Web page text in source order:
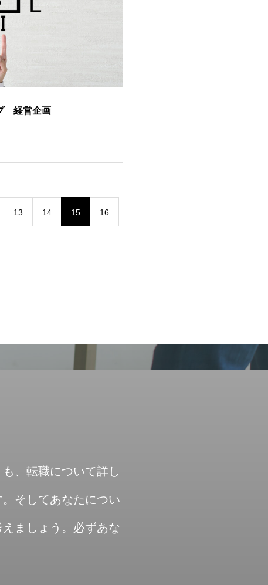
経営企画
13 14 15 16
、転職について詳し
そしてあなたについ
ましょう。必ずあな